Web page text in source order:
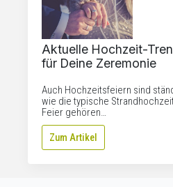
Aktuelle Hochzeit-
für Deine Zeremonie
Auch Hochzeitsfeiern sind
wie die typische
Feier gehören…
Zum Artikel